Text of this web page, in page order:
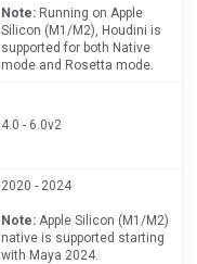
Note:Running on Apple
Silicon (M1/M2), Houdini is
supported for both Native
mode and Rosetta mode.
4.0 - 6.0v2
2020 - 2024
Note:Apple Silicon (M1/M2)
native is supported starting
with Maya 2024.